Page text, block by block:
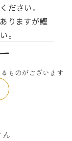
ださい。
りますが鰹
。
ものがございます